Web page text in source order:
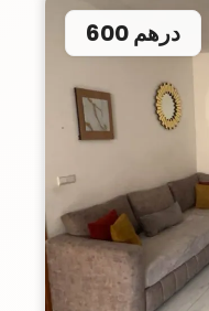
600 درهم